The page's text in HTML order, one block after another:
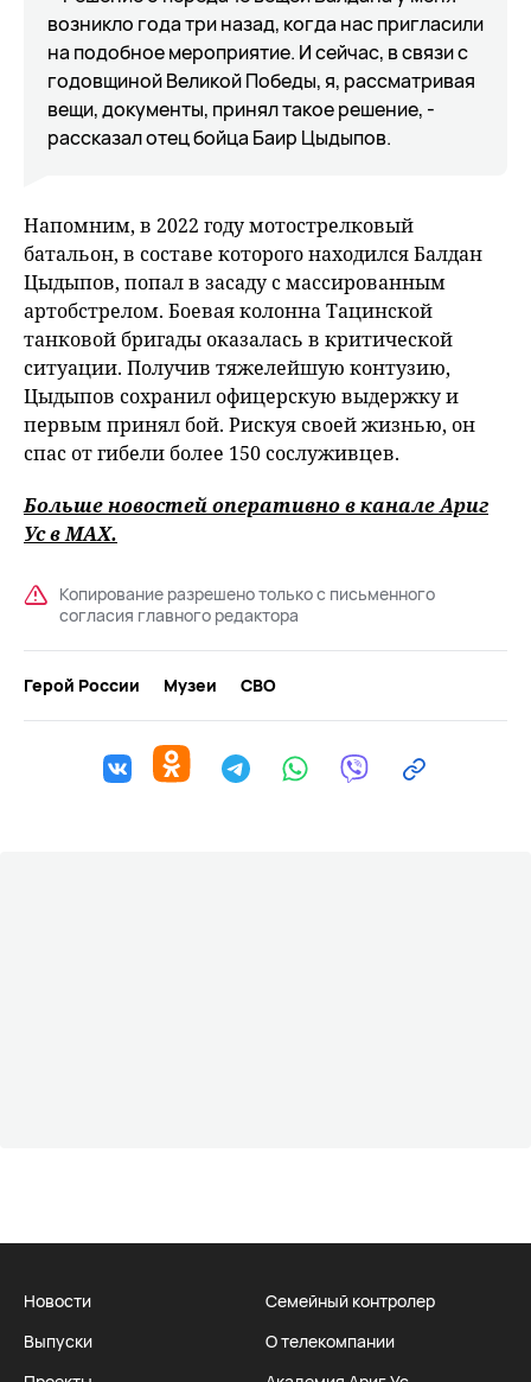
возникло года три назад, когда нас пригласили
на подобное мероприятие. И сейчас, в связи с
годовщиной Великой Победы, я, рассматривая
вещи, документы, принял такое решение, -
рассказал отец бойца Баир Цыдыпов.
Напомним, в 2022 году мотострелковый
батальон, в составе которого находился Балдан
Цыдыпов, попал в засаду с массированным
артобстрелом. Боевая колонна Тацинской
танковой бригады оказалась в критической
ситуации. Получив тяжелейшую контузию,
Цыдыпов сохранил офицерскую выдержку и
первым принял бой. Рискуя своей жизнью, он
спас от гибели более 150 сослуживцев.
Больше новостей оперативно в канале Ариг
Ус вMAХ.
Копирование разрешено только с письменного
согласия главного редактора
Герой России Музеи СВО
Новости
Выпуски
Семейный контролер
О телекомпании